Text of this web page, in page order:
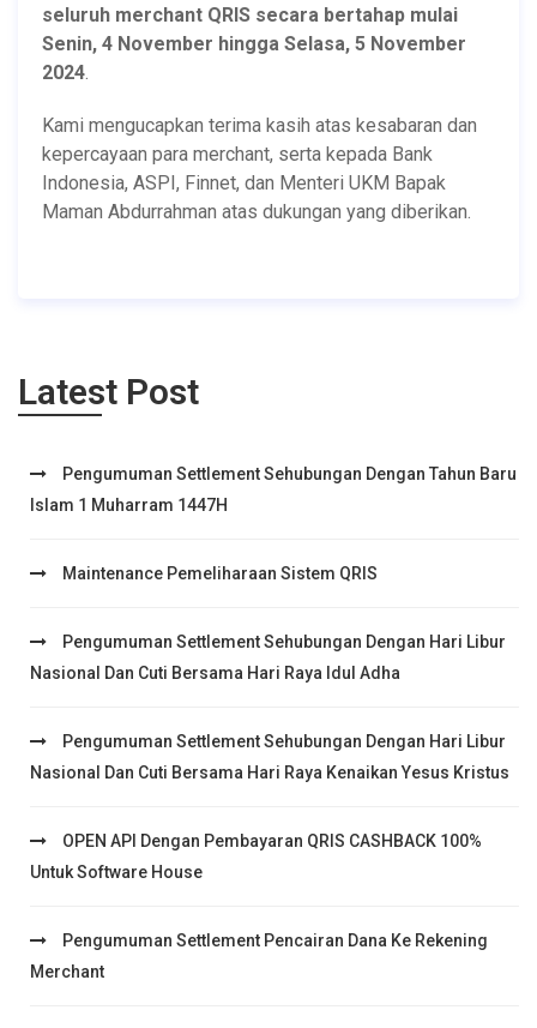
seluruh merchant QRIS secara bertahap mulai
Senin, 4 November hingga Selasa, 5 November
2024.
Kami mengucapkan terima kasih atas kesabaran dan
kepercayaan para merchant, serta kepada Bank
Indonesia, ASPI, Finnet, dan Menteri UKM Bapak
Maman Abdurrahman atas dukungan yang diberikan.
Latest Post
Pengumuman Settlement Sehubungan Dengan Tahun Baru
Islam 1 Muharram 1447H
Maintenance Pemeliharaan Sistem QRIS
Pengumuman Settlement Sehubungan Dengan Hari Libur
Nasional Dan Cuti Bersama Hari Raya Idul Adha
Pengumuman Settlement Sehubungan Dengan Hari Libur
Nasional Dan Cuti Bersama Hari Raya Kenaikan Yesus Kristus
OPEN API Dengan Pembayaran QRIS CASHBACK 100%
Untuk Software House
Pengumuman Settlement Pencairan Dana Ke Rekening
Merchant